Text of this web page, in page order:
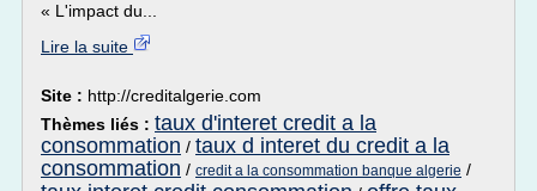
« L'impact du...
Lire la suite
Site : http://creditalgerie.com
Thèmes liés : taux d'interet credit a la
consommation / taux d interet du credit a la
consommation / credit a la consommation banque algerie /